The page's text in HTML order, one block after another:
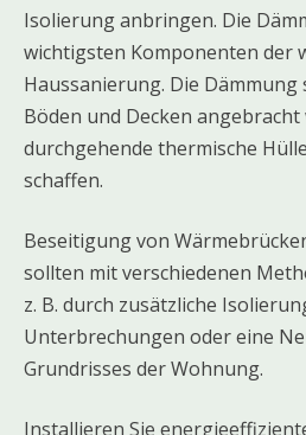
Isolierung anbringen. Die
wichtigsten Komponenten der
Haussanierung. Die Dämmung
Böden und Decken
durchgehende thermische
schaffen.
Beseitigung von
sollten mit verschiedenen
z. B. durch zusätzliche
Unterbrechungen oder eine
Grundrisses der Wohnung.
Installieren Sie